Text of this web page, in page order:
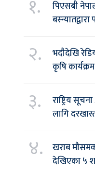
१.
पिएसबी
२.
भदौदेखि
कृषि
३.
राष्ट्रिय
लागि
४.
खराब
देखिएका ५